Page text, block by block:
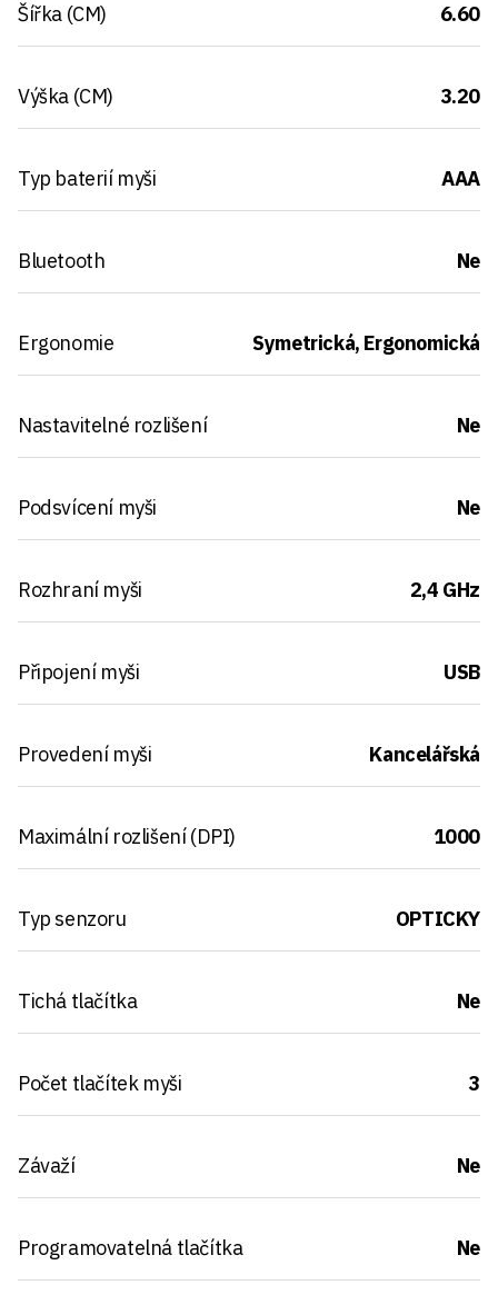
Šířka (CM) 6.60
Výška (CM) 3.20
Typ baterií myši AAA
Bluetooth Ne
Ergonomie Symetrická, Ergonomická
Nastavitelné rozlišení Ne
Podsvícení myši Ne
Rozhraní myši 2,4 GHz
Připojení myši USB
Provedení myši Kancelářská
Maximální rozlišení (DPI) 1000
Typ senzoru OPTICKY
Tichá tlačítka Ne
Počet tlačítek myši 3
Závaží Ne
Programovatelná tlačítka Ne